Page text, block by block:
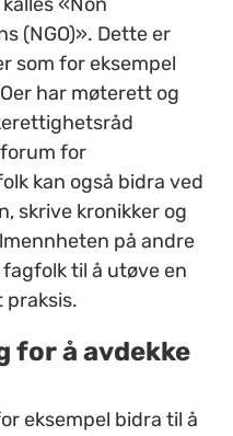
(NGO)». Dette er
som for eksempel
har møterett og
for
kan også bidra ved
skrive kronikker og
på andre
til å utøve en
for å avdekke
eksempel bidra til å